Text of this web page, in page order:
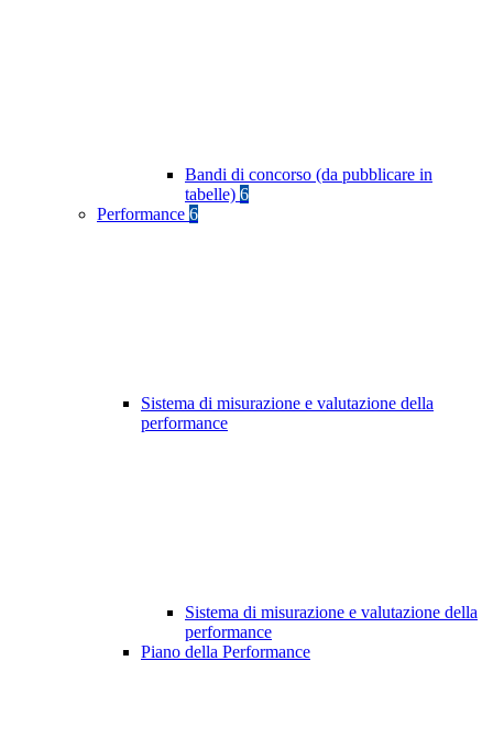
Bandi di concorso (da pubblicare in
tabelle) 6
Performance 6
Sistema di misurazione e valutazione della
performance
Sistema di misurazione e valutazione della
performance
Piano della Performance